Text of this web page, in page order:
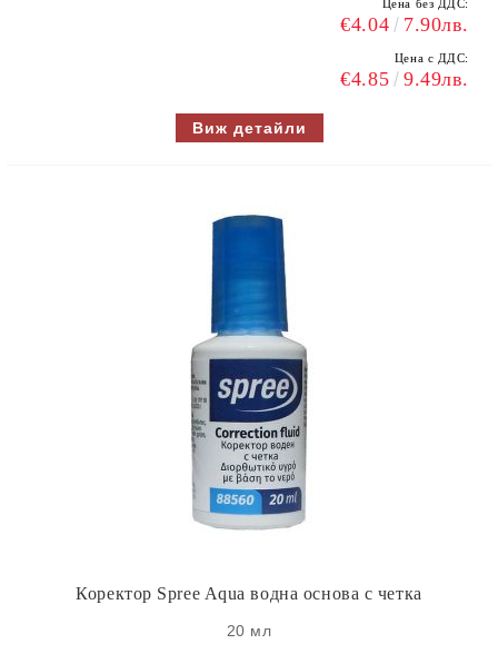
Цена без ДДС:
€4.04 7.90лв.
Цена с ДДС:
€4.85 9.49лв.
Виж детайли
Коректор Spree Aqua водна основа с четка
20 мл